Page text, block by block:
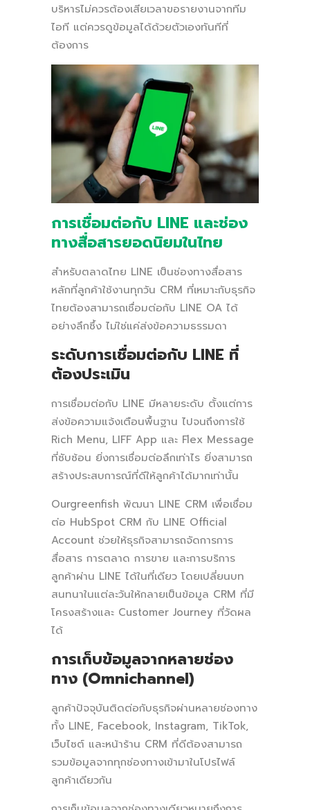
บริหารไม่ควรต้องเสียเวลาขอรายงานจากทีม
ไอที แต่ควรดูข้อมูลได้ด้วยตัวเองทันทีที่
ต้องการ
การเชื่อมต่อกับ LINE และช่อง
ทางสื่อสารยอดนิยมในไทย
สำหรับตลาดไทย LINE เป็นช่องทางสื่อสาร
หลักที่ลูกค้าใช้งานทุกวัน CRM ที่เหมาะกับธุรกิจ
ไทยต้องสามารถเชื่อมต่อกับ LINE OA ได้
อย่างลึกซึ้ง ไม่ใช่แค่ส่งข้อความธรรมดา
ระดับการเชื่อมต่อกับ LINE ที่
ต้องประเมิน
การเชื่อมต่อกับ LINE มีหลายระดับ ตั้งแต่การ
ส่งข้อความแจ้งเตือนพื้นฐาน ไปจนถึงการใช้
Rich Menu, LIFF App และ Flex Message
ที่ซับซ้อน ยิ่งการเชื่อมต่อลึกเท่าไร ยิ่งสามารถ
สร้างประสบการณ์ที่ดีให้ลูกค้าได้มากเท่านั้น
Ourgreenfish พัฒนา LINE CRM เพื่อเชื่อม
ต่อ HubSpot CRM กับ LINE Official
Account ช่วยให้ธุรกิจสามารถจัดการการ
สื่อสาร การตลาด การขาย และการบริการ
ลูกค้าผ่าน LINE ได้ในที่เดียว โดยเปลี่ยนบท
สนทนาในแต่ละวันให้กลายเป็นข้อมูล CRM ที่มี
โครงสร้างและ Customer Journey ที่วัดผล
ได้
การเก็บข้อมูลจากหลายช่อง
ทาง (Omnichannel)
ลูกค้าปัจจุบันติดต่อกับธุรกิจผ่านหลายช่องทาง
ทั้ง LINE, Facebook, Instagram, TikTok,
เว็บไซต์ และหน้าร้าน CRM ที่ดีต้องสามารถ
รวมข้อมูลจากทุกช่องทางเข้ามาในโปรไฟล์
ลูกค้าเดียวกัน